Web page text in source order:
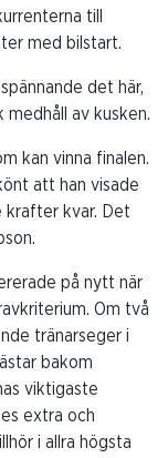
till
med bilstart.
det här,
medhåll av kusken.
kan vinna finalen.
att han visade
krafter kvar. Det
på nytt när
Om två
tränarseger i
bakom
viktigaste
extra och
i allra högsta